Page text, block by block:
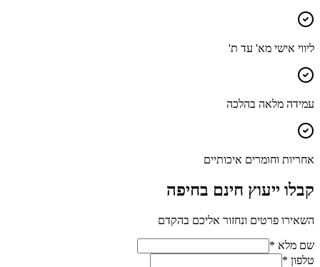
ליווי אישי מא' עד ת'
עמידה מלאה בהלכה
אחריות וחומרים איכותיים
קבלו ייעוץ חינם בחיפה
השאירו פרטים ונחזור אליכם בהקדם
שם מלא *
טלפון *